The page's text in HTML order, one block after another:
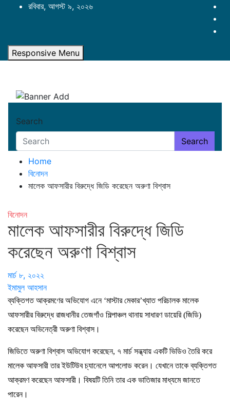
রবিবার, আগস্ট ৯, ২০২৬
Responsive Menu
Search
Search
Home
বিনোদন
মালেক আফসারীর বিরুদ্ধে জিডি করেছেন অরুণা বিশ্বাস
বিনোদন
মালেক আফসারীর বিরুদ্ধে জিডি
করেছেন অরুণা বিশ্বাস
মার্চ ৮, ২০২২
ইমামুল আহসান
ব্যক্তিগত আক্রমণের অভিযোগ এনে ‘মাস্টার মেকার’খ্যাত পরিচালক মালেক
আফসারীর বিরুদ্ধে রাজধানীর তেজগাঁও শিল্পাঞ্চল থানায় সাধারণ ডায়েরি (জিডি)
করেছেন অভিনেত্রী অরুণা বিশ্বাস।
জিডিতে অরুণা বিশ্বাস অভিযোগ করেছেন, ৭ মার্চ সন্ধ্যায় একটি ভিডিও তৈরি করে
মালেক আফসারী তার ইউটিউব চ্যানেলে আপলোড করেন। যেখানে তাকে ব্যক্তিগত
আক্রমণ করেছেন আফসারী। বিষয়টি তিনি তার এক ভাতিজার মাধ্যমে জানতে
পারেন।